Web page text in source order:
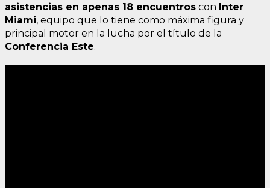
asistencias en apenas 18 encuentros con Inter
Miami, equipo que lo tiene como máxima figura y
principal motor en la lucha por el título de la
Conferencia Este.